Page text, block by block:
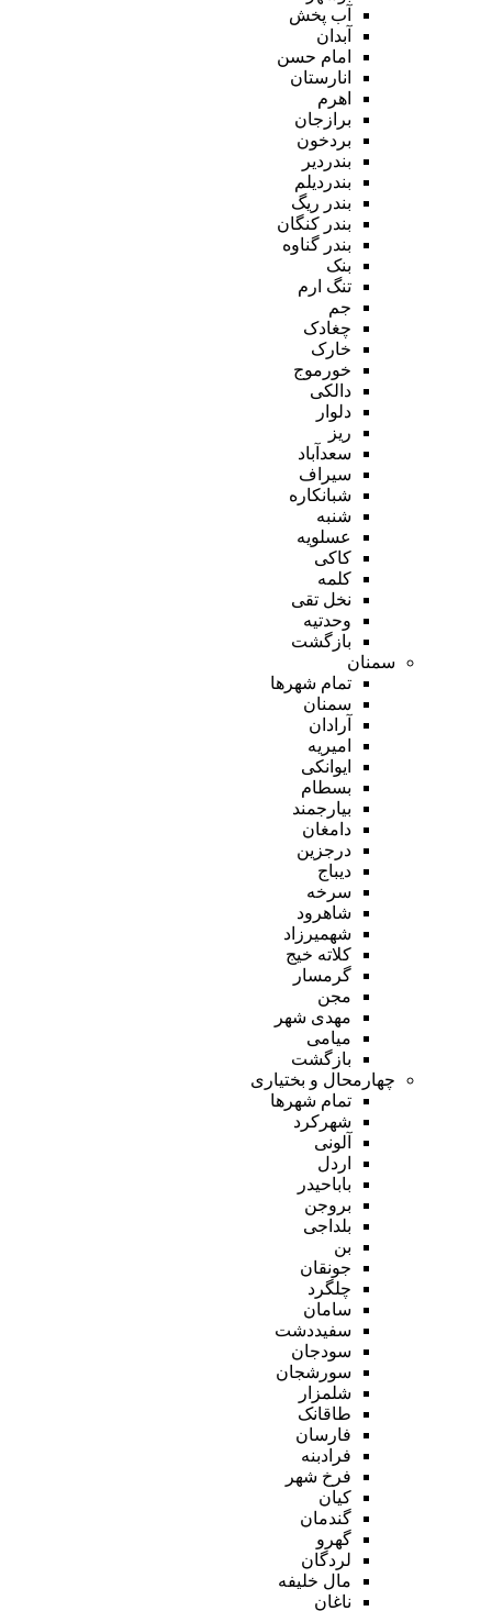
آب پخش
آبدان
امام حسن
انارستان
اهرم
برازجان
بردخون
بندردیر
بندردیلم
بندر ریگ
بندر کنگان
بندر گناوه
بنک
تنگ ارم
جم
چغادک
خارک
خورموج
دالکی
دلوار
ریز
سعدآباد
سیراف
شبانکاره
شنبه
عسلویه
کاکی
کلمه
نخل تقی
وحدتیه
بازگشت
سمنان
تمام شهر‌ها
سمنان
آرادان
امیریه
ایوانکی
بسطام
بیارجمند
دامغان
درجزین
دیباج
سرخه
شاهرود
شهمیرزاد
کلاته خیج
گرمسار
مجن
مهدی شهر
میامی
بازگشت
چهارمحال و بختیاری
تمام شهر‌ها
شهرکرد
آلونی
اردل
باباحیدر
بروجن
بلداجی
بن
جونقان
چلگرد
سامان
سفیددشت
سودجان
سورشجان
شلمزار
طاقانک
فارسان
فرادبنه
فرخ شهر
کیان
گندمان
گهرو
لردگان
مال خلیفه
ناغان